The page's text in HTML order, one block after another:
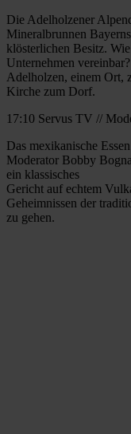
Die Adelholzener
Mineralbrunnen
klösterlichen Besitz.
Unternehmen
Adelholzen, einem Ort,
Kirche zum Dorf.
17:10 Servus TV //
Das mexikanische
Moderator Bobby
ein klassisches
Gericht auf echtem
Geheimnissen der
zu gehen.